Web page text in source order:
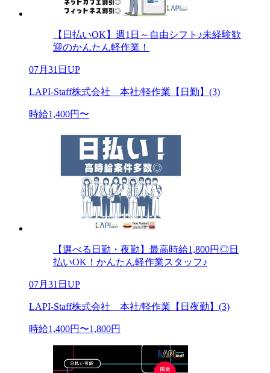
【日払いOK】週1日～自由シフト♪未経験歓
迎のかんたん軽作業！
07月31日UP
LAPI-Staff株式会社 本社/軽作業【日勤】(3)
時給1,400円〜
【選べる日勤・夜勤】最高時給1,800円◎日
払いOK！かんたん軽作業スタッフ♪
07月31日UP
LAPI-Staff株式会社 本社/軽作業【日夜勤】(3)
時給1,400円〜1,800円